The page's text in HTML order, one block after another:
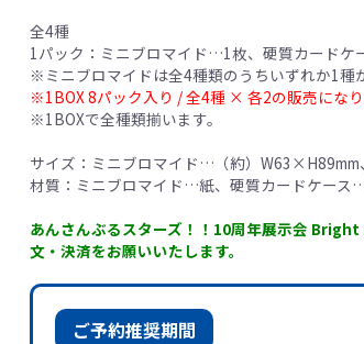
全4種
1パック：ミニブロマイド…1枚、硬質カードケ
※ミニブロマイドは全4種類のうちいずれか1種
※1BOX 8パック入り / 全4種 × 各2の販売になり
※1BOXで全種類揃います。
サイズ：ミニブロマイド…（約）
材質：ミニブロマイド…紙、硬質カードケース
あんさんぶるスターズ！！10周年展示会
文・決済をお願いいたします。
ご予約推奨期間